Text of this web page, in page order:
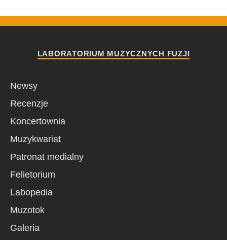
LABORATORIUM MUZYCZNYCH FUZJI
Newsy
Recenzje
Koncertownia
Muzykwariat
Patronat medialny
Felietorium
Labopedia
Muzotok
Galeria